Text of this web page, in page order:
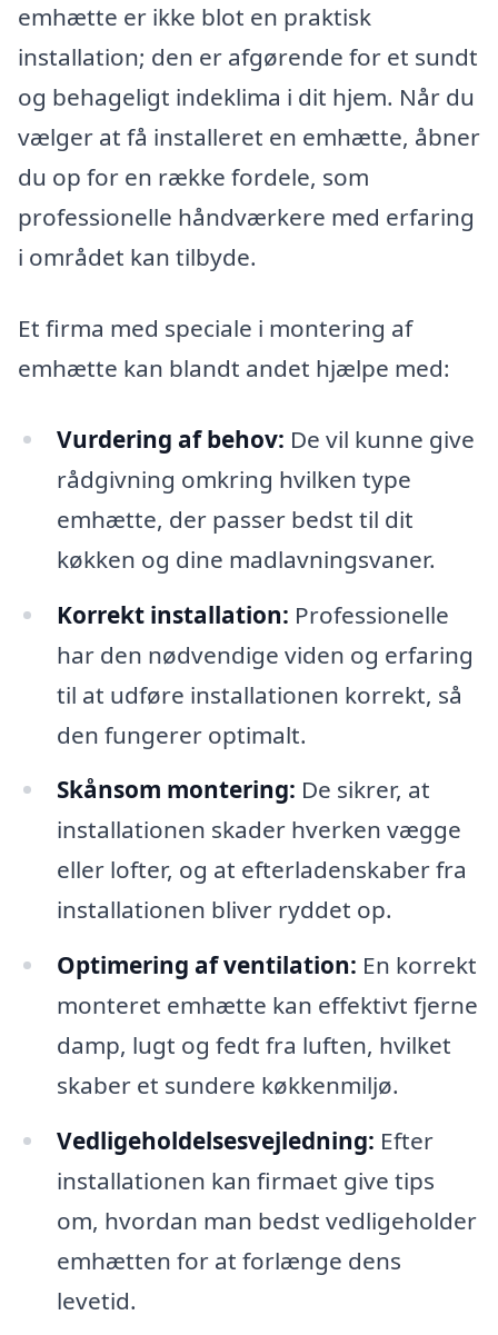
emhætte er ikke blot en praktisk
installation; den er afgørende for et sundt
og behageligt indeklima i dit hjem. Når du
vælger at få installeret en emhætte, åbner
du op for en række fordele, som
professionelle håndværkere med erfaring
i området kan tilbyde.
Et firma med speciale i montering af
emhætte kan blandt andet hjælpe med:
Vurdering af behov: De vil kunne give
rådgivning omkring hvilken type
emhætte, der passer bedst til dit
køkken og dine madlavningsvaner.
Korrekt installation: Professionelle
har den nødvendige viden og erfaring
til at udføre installationen korrekt, så
den fungerer optimalt.
Skånsom montering: De sikrer, at
installationen skader hverken vægge
eller lofter, og at efterladenskaber fra
installationen bliver ryddet op.
Optimering af ventilation: En korrekt
monteret emhætte kan effektivt fjerne
damp, lugt og fedt fra luften, hvilket
skaber et sundere køkkenmiljø.
Vedligeholdelsesvejledning: Efter
installationen kan firmaet give tips
om, hvordan man bedst vedligeholder
emhætten for at forlænge dens
levetid.